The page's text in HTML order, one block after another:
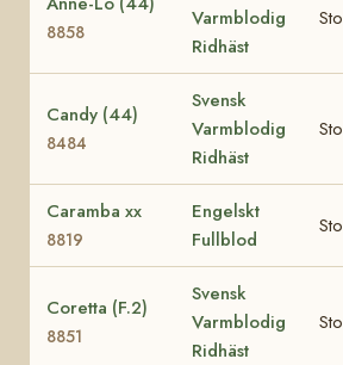
8858
Varmblodig
Ridhäst
Sto
Candy (44)
8484
Svensk
Varmblodig
Ridhäst
Sto
Caramba xx
8819
Engelskt
Fullblod
Sto
Coretta (F.2)
8851
Svensk
Varmblodig
Ridhäst
Sto